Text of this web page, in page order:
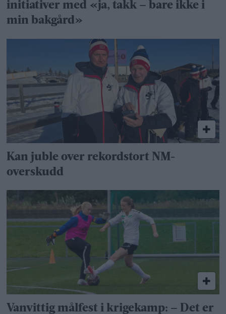
initiativer med «ja, takk – bare ikke i
min bakgård»
Kan juble over rekordstort NM-
overskudd
Vanvittig målfest i krigekamp: – Det er